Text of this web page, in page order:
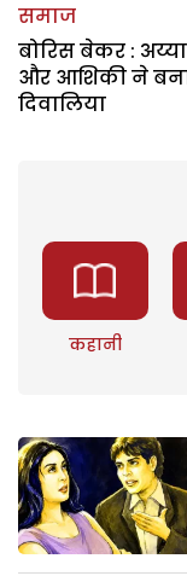
समाज
बोरिस बेकर :
और आशिकी ने
दिवालिया
कहानी